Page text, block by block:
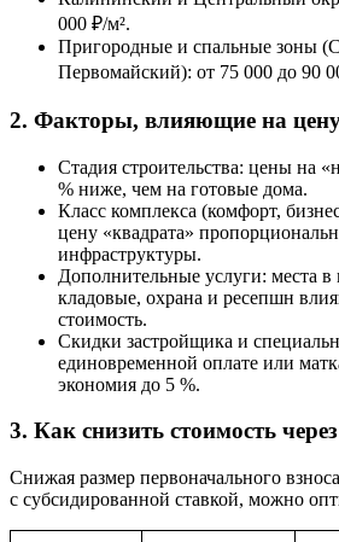
000 ₽/м².
Пригородные и спальные зоны
Первомайский): от 75 000 до 90
2. Факторы, влияющие на
Стадия строительства: цены на
% ниже, чем на готовые дома.
Класс комплекса (комфорт,
цену «квадрата»
инфраструктуры.
Дополнительные услуги: места
кладовые, охрана и ресепшн
стоимость.
Скидки застройщика и
единовременной оплате или
экономия до 5 %.
3. Как снизить стоимость
Снижая размер первоначального
с субсидированной ставкой, можно